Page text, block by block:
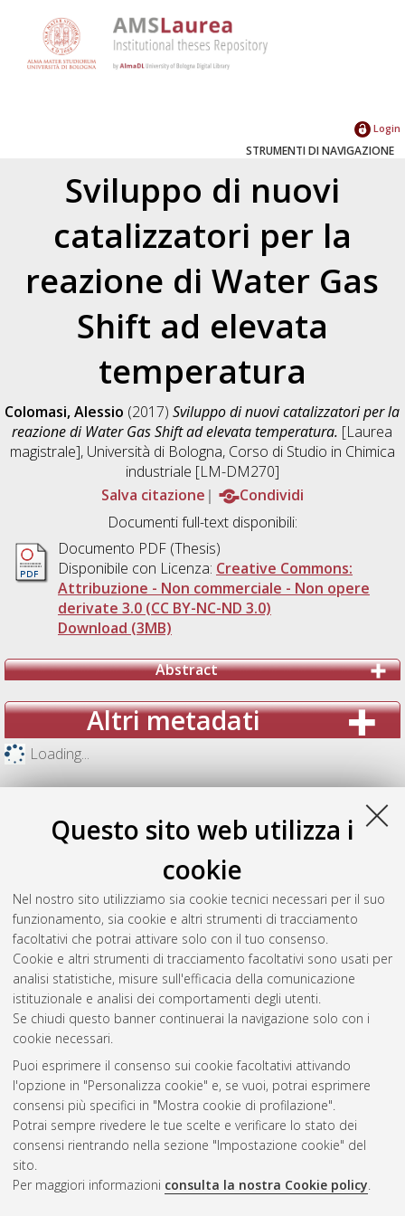
Questo sito web utilizza i
cookie
Nel nostro sito utilizziamo sia cookie tecnici necessari per il suo
funzionamento, sia cookie e altri strumenti di tracciamento
facoltativi che potrai attivare solo con il tuo consenso.
Cookie e altri strumenti di tracciamento facoltativi sono usati per
analisi statistiche, misure sull'efficacia della comunicazione
istituzionale e analisi dei comportamenti degli utenti.
Se chiudi questo banner continuerai la navigazione solo con i
cookie necessari.
Puoi esprimere il consenso sui cookie facoltativi attivando
l'opzione in "Personalizza cookie" e, se vuoi, potrai esprimere
consensi più specifici in "Mostra cookie di profilazione".
Potrai sempre rivedere le tue scelte e verificare lo stato dei
consensi rientrando nella sezione "Impostazione cookie" del
sito.
Per maggiori informazioni consulta la nostra Cookie policy.
Login
STRUMENTI DI NAVIGAZIONE
Sviluppo di nuovi
catalizzatori per la
reazione di Water Gas
Shift ad elevata
temperatura
Colomasi, Alessio (2017)Sviluppo di nuovi catalizzatori per la
reazione di Water Gas Shift ad elevata temperatura. [Laurea
magistrale], Università di Bologna, Corso di Studio in Chimica
industriale [LM-DM270]
Salva citazione
Condividi
Documenti full-text disponibili:
Documento PDF (Thesis)
Disponibile con Licenza: Creative Commons:
Attribuzione - Non commerciale - Non opere
derivate 3.0 (CC BY-NC-ND 3.0)
Download (3MB)
Abstract
Altri metadati
Loading...
Gestione del documento:
Atom
Rss 1.0
Rss 2.0
AMS Laurea